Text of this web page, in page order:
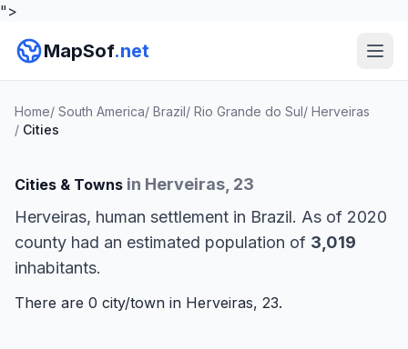
">
MapSof.net
Home/ South America/ Brazil/ Rio Grande do Sul/ Herveiras
/ Cities
Cities & Towns in Herveiras, 23
Herveiras, human settlement in Brazil. As of 2020
county had an estimated population of 3,019
inhabitants.
There are 0 city/town in Herveiras, 23.